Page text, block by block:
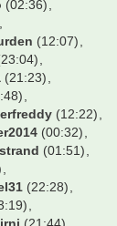
(02:36)
(12:07)
(21:23)
(12:22)
(00:32)
(01:51)
(22:28)